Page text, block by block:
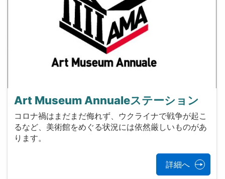
Art Museum Annualeステーション
コロナ禍はまだまだ侮れず、ウクライナで戦争が起こ
るなど、美術館をめぐる状況には依然厳しいものがあ
ります。
詳細へ